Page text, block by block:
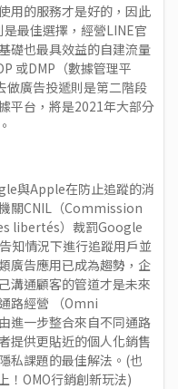
用的服務才是好的，因此
最佳選擇，經營LINE官
礎也最具效益的自建流量
或DMP（數據管理平
廣告投遞則是第二階段
平台，將是2021年大部分
與Apple在防止追蹤的消
關CNIL（Commission
libertés）裁罰Google
知情況下進行追蹤用戶並
廣告應用已成為趨勢，企
溝通顧客的管道才是未來
路經營 （Omni
進一步整合來自不同通路
提供更貼近的個人化銷售
私課題的最佳解法。(也
！OMO行銷創新玩法)